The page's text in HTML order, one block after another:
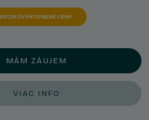
POZRI ZVÝHODNENÉ CENY
MÁM ZÁUJEM
VIAC INFO